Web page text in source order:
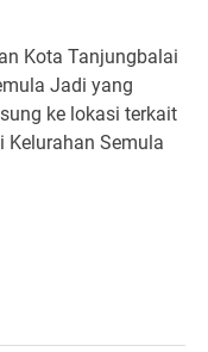
Kota Tanjungbalai
Jadi yang
ke lokasi terkait
Kelurahan Semula